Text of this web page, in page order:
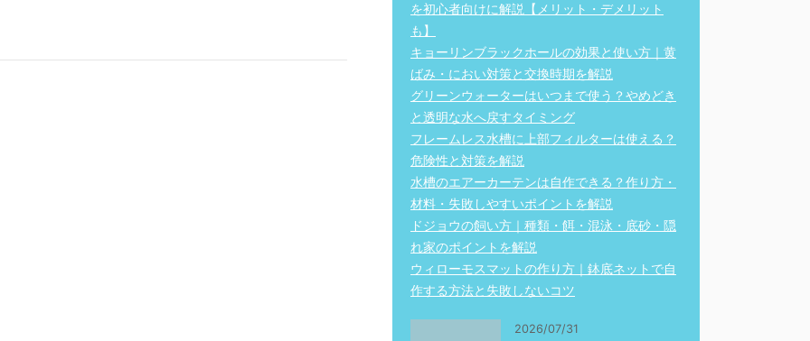
を初心者向けに解説【メリット・デメリット
も】
キョーリンブラックホールの効果と使い方｜黄
ばみ・におい対策と交換時期を解説
グリーンウォーターはいつまで使う？やめどき
と透明な水へ戻すタイミング
フレームレス水槽に上部フィルターは使える？
危険性と対策を解説
水槽のエアーカーテンは自作できる？作り方・
材料・失敗しやすいポイントを解説
ドジョウの飼い方｜種類・餌・混泳・底砂・隠
れ家のポイントを解説
ウィローモスマットの作り方｜鉢底ネットで自
作する方法と失敗しないコツ
2026/07/31